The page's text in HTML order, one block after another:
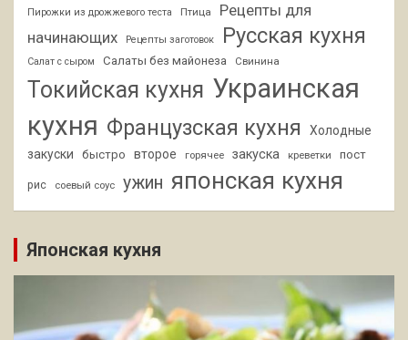
Пирожки из дрожжевого теста Птица
Рецепты для
начинающих
Рецепты заготовок Русская кухня
Салат с сыром Салаты без майонеза Свинина
Токийская кухня Украинская
кухня Французская кухня
Холодные
закуски
быстро второе горячее закуска креветки пост
рис соевый соус ужин японская кухня
Японская кухня